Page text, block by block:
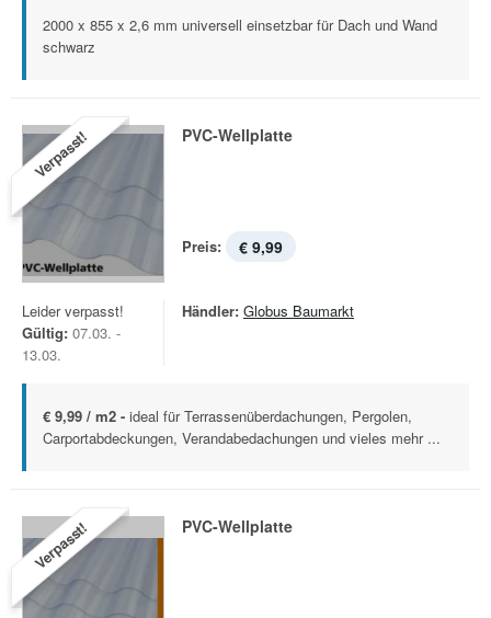
2000 x 855 x 2,6 mm universell einsetzbar für Dach und Wand
schwarz
Verpasst! PVC-Wellplatte
Preis: € 9,99
Leider verpasst!
Gültig: 07.03. -
13.03.
Händler: Globus Baumarkt
€ 9,99 / m2 - ideal für Terrassenüberdachungen, Pergolen,
Carportabdeckungen, Verandabedachungen und vieles mehr ...
Verpasst! PVC-Wellplatte